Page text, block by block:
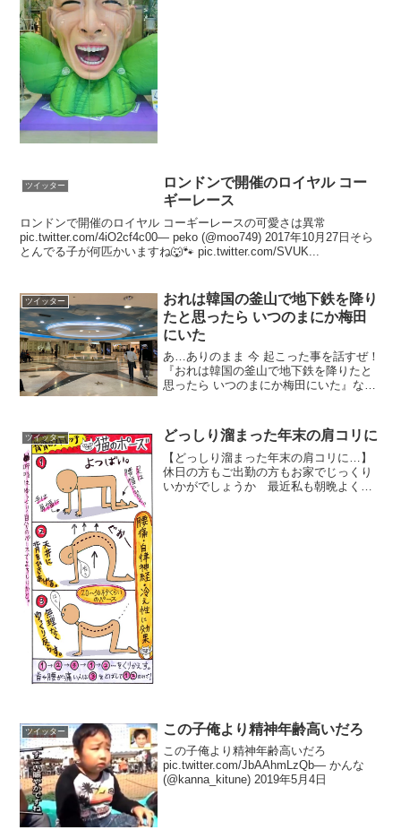
ツイッター
ロンドンで開催のロイヤル コー
ギーレース
ロンドンで開催のロイヤル コーギーレースの可愛さは異常
pic.twitter.com/4iO2cf4c00— peko (@moo749) 2017年10月27日そら
とんでる子が何匹かいますね🐺🐾 pic.twitter.com/SVUK...
ツイッター
おれは韓国の釜山で地下鉄を降り
たと思ったら いつのまにか梅田
にいた
あ…ありのまま 今 起こった事を話すぜ！
『おれは韓国の釜山で地下鉄を降りたと
思ったら いつのまにか梅田にいた』な…
た…頭がどうにかなりそうだった… た
だ、おれの目の前には...
ツイッター どっしり溜まった年末の肩コリに
【どっしり溜まった年末の肩コリに…】
休日の方もご出勤の方もお家でじっくり
いかがでしょうか 最近私も朝晩よくや
ツイッター この子俺より精神年齢高いだろ
この子俺より精神年齢高いだろ
pic.twitter.com/JbAAhmLzQb— かんな
(@kanna_kitune) 2019年5月4日